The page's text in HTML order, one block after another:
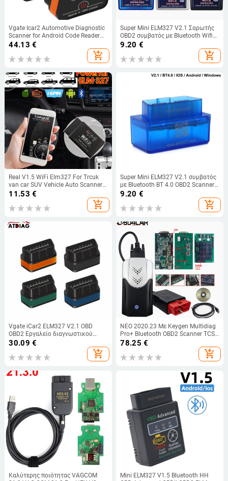
Vgate Icar2 Automotive Diagnostic
Scanner for Android Code Reader
WIFI/Bluetooth ELM327 OBD2 Auto
44.13 €
add_shopping_cart
Super Mini ELM327 V2.1 Σαρωτής
OBD2 συμβατός με Bluetooth Wifi
ELM 327 V1.5 Σε Εργαλείο
διάγνωσης αυτοκινήτου Android
IOS OBD II Code Reader
9.20 €
add_shopping_cart
Real V1.5 WiFi Elm327 For Trcuk
van car SUV Vehicle Auto Scanner
ELM 327 Υποστήριξη IOS Android
PC OBD2 Engineering Diagnostic
tool
11.53 €
add_shopping_cart
Super Mini ELM327 V2.1 συμβατός
με Bluetooth BT 4.0 OBD2 Scanner
ELM 327 CAN Chip IOS/Android/PC
Car Diagnostic Tool Tool Reader
Code
9.20 €
add_shopping_cart
Vgate iCar2 ELM327 V2.1 OBD
OBD2 Εργαλείο διαγνωστικού
σαρωτή Bluetooth WIFI
Προσαρμογέας WI-FI ELM 327 V 2.1
OBDII iCar 2 II Σάρωση WIFI
30.09 €
add_shopping_cart
ΝΕΟ 2020.23 Με Keygen Multidiag
Pro+ Bluetooth OBD2 Scanner TCS
PRO VCI V3.0 Double PCB Real
9241A Truck Diagnostic Tool
78.25 €
add_shopping_cart
Καλύτερης ποιότητας VAGCOM
Mini ELM327 V1.5 Bluetooth HH